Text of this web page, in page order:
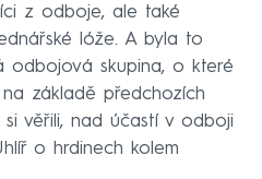
z odboje, ale také
lóže. A byla to
odbojová skupina, o které
základě předchozích
věřili, nad účastí v odboji
o hrdinech kolem